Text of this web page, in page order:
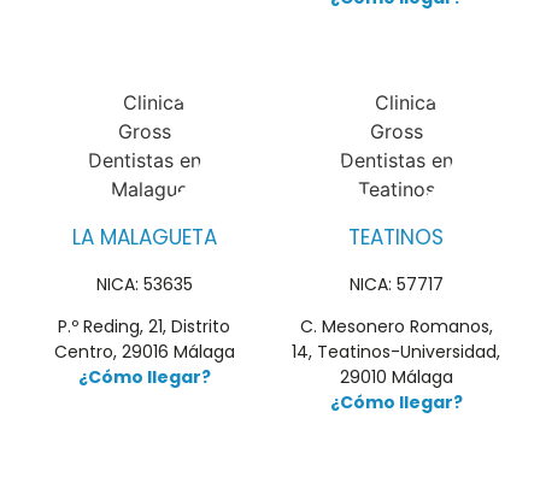
LA MALAGUETA
NICA: 53635
P.º Reding, 21, Distrito
Centro, 29016 Málaga
¿Cómo llegar?
TEATINOS
NICA: 57717
C. Mesonero Romanos,
14, Teatinos-Universidad,
29010 Málaga
¿Cómo llegar?